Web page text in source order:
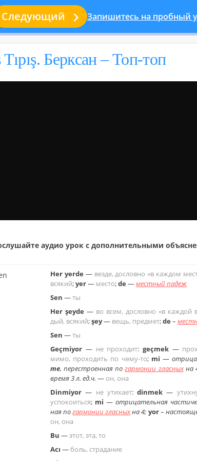
Следующий  Запишитесь на пробный
Tıpış. Берк­сан – Топ-топ
аудио урок с до­пол­ни­тель­ны­ми
Her yerde — везде, до­слов­но «в каж­дом
вся­кий;yer— место;de —мест­ный падеж
Sen —ты
Her şeyde — во всем, до­слов­но «в каж­дой
дый, вся­кий;şey— вещь, пред­мет;de –
Sen —ты
Geçmiyor — не про­хо­дит: geçmek—
мимо, про­хо­дить по че­му-то; mi —
me, пе­ре­стро­ен­ная погар­мо­нии глас­ныхна
время 3 л. ед.ч. —он, она
Dinmiyor — не ути­ха­ет:dinmek —
успо­ко­ить­ся; mi —от­ри­ца­тель­ная
ная погар­мо­нии глас­ныхна 4; yor–
он, она
Bu —этот, эта, то
Acı — боль, стра­да­ние